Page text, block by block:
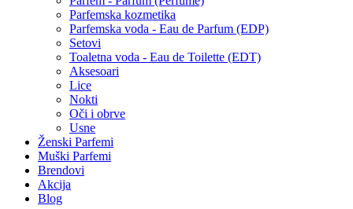
Parfemska kozmetika
Parfemska voda - Eau de Parfum (EDP)
Setovi
Toaletna voda - Eau de Toilette (EDT)
Aksesoari
Lice
Nokti
Oči i obrve
Usne
Ženski Parfemi
Muški Parfemi
Brendovi
Akcija
Blog